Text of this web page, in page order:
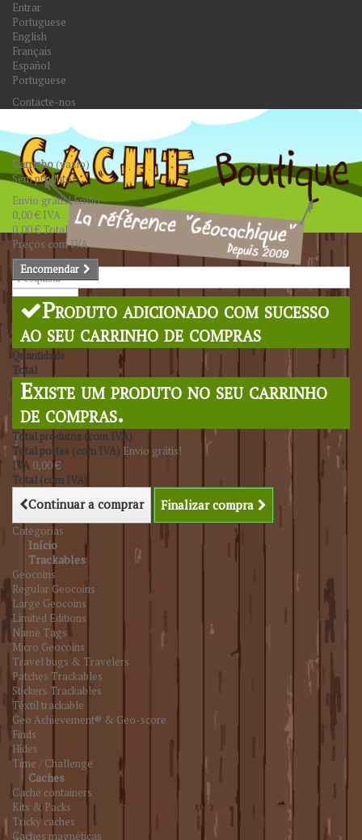
Entrar
Portuguese
English
Français
Español
Portuguese
Contacte-nos
Pesquisar
Carrinho(vazio)
Sem produtos
Envio grátis!Envio
0,00 € IVA
0,00 €Total
Preços com IVA
Encomendar
Produto adicionado com sucesso
ao seu carrinho de compras
Quantidade
Total
Existe um produto no seu carrinho
de compras.
Total produtos (com IVA)
Total portes (com IVA) Envio grátis!
IVA 0,00 €
Total (com IVA)
Continuar a comprar Finalizar compra
Categorias
Início
Trackables
Geocoins
Regular Geocoins
Large Geocoins
Limited Editions
Name Tags
Micro Geocoins
Travel bugs & Travelers
Patches Trackables
Stickers Trackables
Têxtil trackable
Geo Achievement® & Geo-score
Finds
Hides
Time / Challenge
Caches
Cache containers
Kits & Packs
Tricky caches
Caches magnéticas